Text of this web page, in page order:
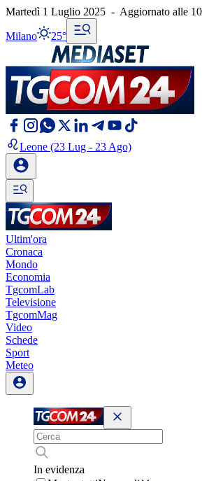
Martedì 1 Luglio 2025 - Aggiornato alle
Milano 25°
Leone (23 Lug - 23 Ago)
Ultim'ora
Cronaca
Mondo
Economia
TgcomLab
Televisione
TgcomMag
Video
Schede
Sport
Meteo
In evidenza